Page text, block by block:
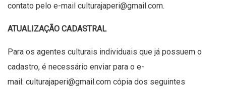
contato pelo e-mail culturajaperi@gmail.com.
ATUALIZAÇÃO CADASTRAL
Para os agentes culturais individuais que já possuem o
cadastro, é necessário enviar para o e-
mail: culturajaperi@gmail.com cópia dos seguintes